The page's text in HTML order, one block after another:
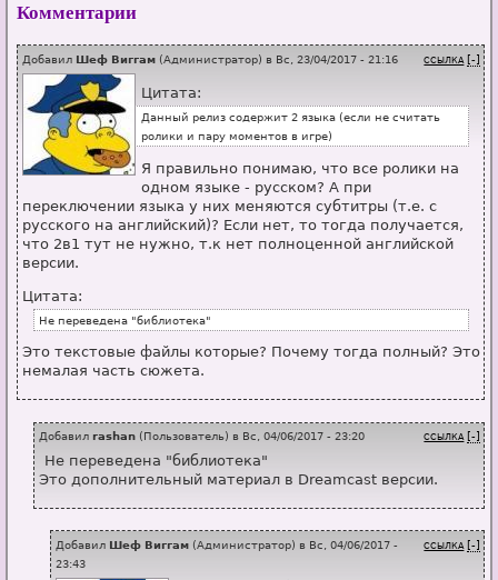
Комментарии
ССЫЛКА [-]
Добавил Шеф Виггам(Администратор) в Вс, 23/04/2017 - 21:16
Цитата:
Данный релиз содержит 2 языка (если не считать
ролики и пару моментов в игре)
Я правильно понимаю, что все ролики на
одном языке - русском? А при
переключении языка у них меняются субтитры (т.е. с
русского на английский)? Если нет, то тогда получается,
что 2в1 тут не нужно, т.к нет полноценной английской
версии.
Цитата:
Не переведена "библиотека"
Это текстовые файлы которые? Почему тогда полный? Это
немалая часть сюжета.
ССЫЛКА [-]
Добавил rashan(Пользователь) в Вс, 04/06/2017 - 23:20
Не переведена "библиотека"
Это дополнительный материал в Dreamcast версии.
ССЫЛКА [-]
Добавил Шеф Виггам(Администратор) в Вс, 04/06/2017 -
23:43